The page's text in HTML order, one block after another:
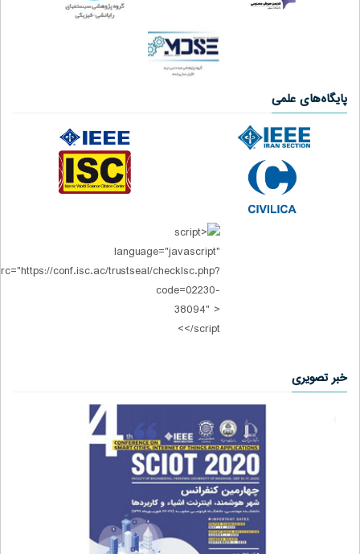
پایگاه‌های علمی
خبر تصویری